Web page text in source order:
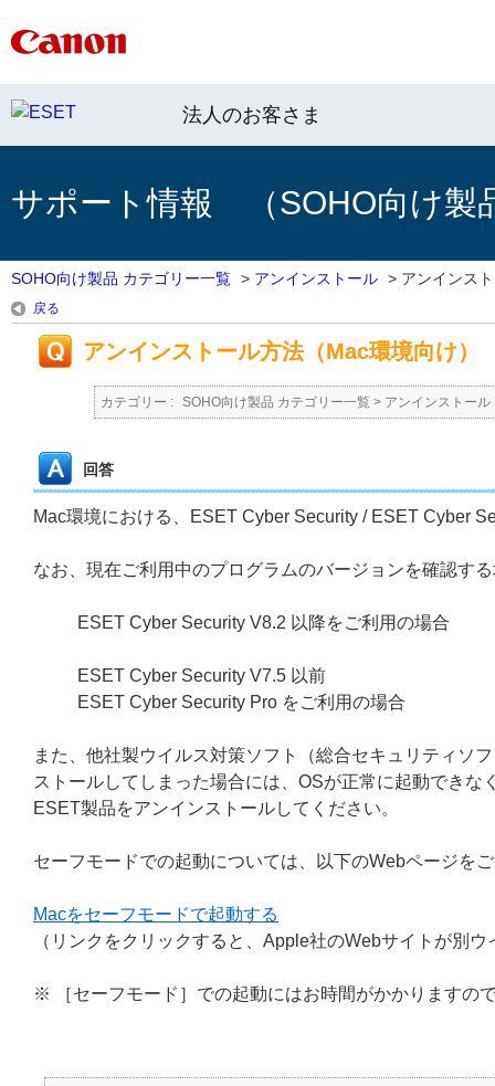
法人のお客さま
サポート情報 （SOHO向け製
SOHO向け製品 カテゴリー一覧 > アンインストール > アンインス
戻る
アンインストール方法（Mac環境向け）
カテゴリー : SOHO向け製品 カテゴリー一覧 > アンインストール
回答
Mac環境における、ESET Cyber Security / ESET Cyber
なお、現在ご利用中のプログラムのバージョンを確認す
ESET Cyber Security V8.2 以降をご利用の場合
ESET Cyber Security V7.5 以前
ESET Cyber Security Pro をご利用の場合
また、他社製ウイルス対策ソフト（総合セキュリティソ
ストールしてしまった場合には、OSが正常に起動でき
ESET製品をアンインストールしてください。
セーフモードでの起動については、以下のWebページを
Macをセーフモードで起動する
（リンクをクリックすると、Apple社のWebサイトが別
※ ［セーフモード］での起動にはお時間がかかりますの